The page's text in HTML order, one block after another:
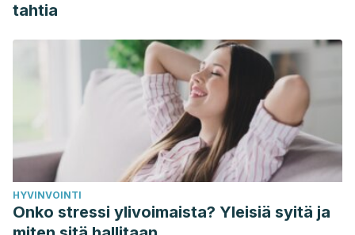
tahtia
HYVINVOINTI
Onko stressi ylivoimaista? Yleisiä syitä ja